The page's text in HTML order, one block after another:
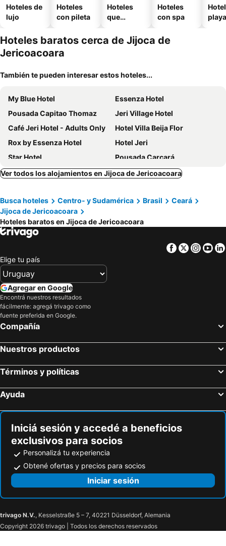
Hoteles de
lujo
Hoteles
con pileta
Hoteles
que
mascotas
Hoteles
con spa
playa
Hoteles baratos cerca de Jijoca de
Jericoacoara
También te pueden interesar estos hoteles...
My Blue Hotel
Essenza Hotel
Pousada Capitao Thomaz
Jeri Village Hotel
Café Jeri Hotel - Adults Only
Hotel Villa Beija Flor
Rox by Essenza Hotel
Hotel Jeri
Star Hotel
Pousada Carcará
Hurricane Jeri
Casa de Areia
Pousada Carioca - Pousada de Charme
Mini Hotel Dunas
Essenza Dune
CasaLô Hotel
Pousada do Norte
All Blue
Pousada Pedra Furada
Hotel Sao Francisco
Pousada Maxitalia
The Chili Beach Private Resort & Villas
Villa Alegria - La Villa Group
Cabaré Du Vento
Ver todos los alojamientos en Jijoca de Jericoacoara
Busca hoteles Centro- y Sudamérica Brasil
Ceará
Jijoca de Jericoacoara
Hoteles baratos en Jijoca de Jericoacoara
Facebook
Twitter
Elige tu país
Agregar en Google
Encontrá nuestros resultados
fácilmente: agregá trivago como
fuente preferida en Google.
Compañía
Nuestros productos
Términos y políticas
Ayuda
Iniciá sesión y accedé a beneficios
exclusivos para socios
Personalizá tu experiencia
Obtené ofertas y precios para socios
Iniciar sesión
trivago N.V., Kesselstraße 5 – 7, 40221 Düsseldorf, Alemania
Copyright 2026 trivago | Todos los derechos reservados